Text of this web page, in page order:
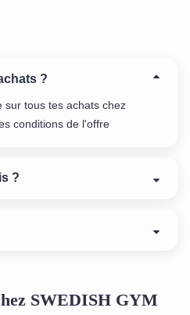
?
sur tous tes achats chez
conditions de l'offre
?
SWEDISH GYM